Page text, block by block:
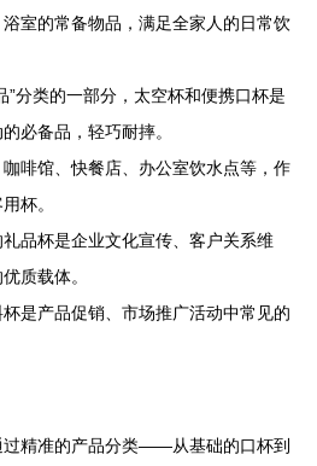
浴室的常备物品，满足全家人的日常饮
”分类的一部分，太空杯和便携口杯是
必备品，轻巧耐摔。
咖啡馆、快餐店、办公室饮水点等，作
杯。
礼品杯是企业文化宣传、客户关系维
质载体。
杯是产品促销、市场推广活动中常见的
过精准的产品分类——从基础的口杯到